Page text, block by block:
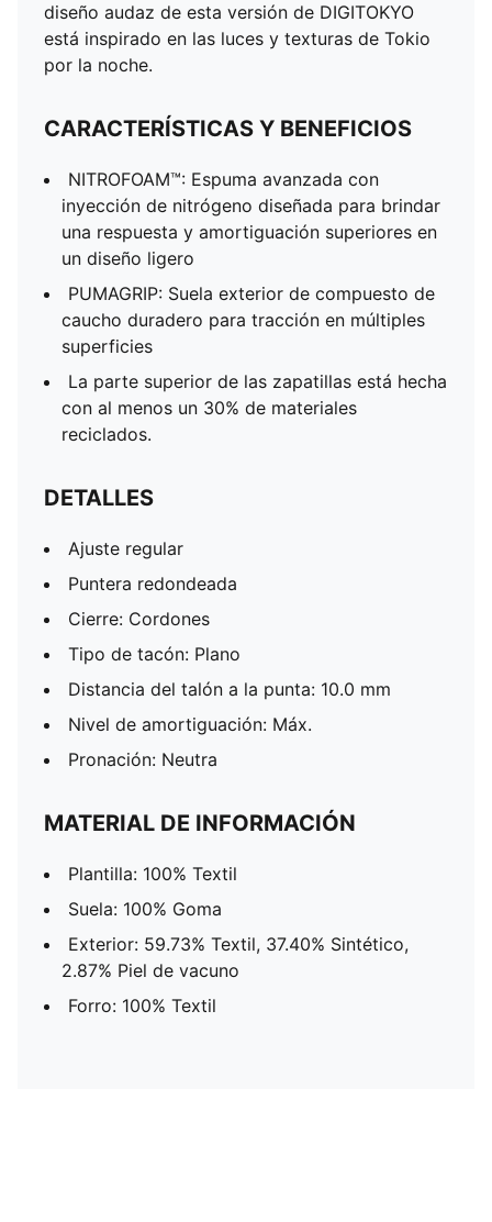
diseño audaz de esta versión de DIGITOKYO
está inspirado en las luces y texturas de Tokio
por la noche.
CARACTERÍSTICAS Y BENEFICIOS
NITROFOAM™: Espuma avanzada con
inyección de nitrógeno diseñada para brindar
una respuesta y amortiguación superiores en
un diseño ligero
PUMAGRIP: Suela exterior de compuesto de
caucho duradero para tracción en múltiples
superficies
La parte superior de las zapatillas está hecha
con al menos un 30% de materiales
reciclados.
DETALLES
Ajuste regular
Puntera redondeada
Cierre: Cordones
Tipo de tacón: Plano
Distancia del talón a la punta: 10.0 mm
Nivel de amortiguación: Máx.
Pronación: Neutra
MATERIAL DE INFORMACIÓN
Plantilla: 100% Textil
Suela: 100% Goma
Exterior: 59.73% Textil, 37.40% Sintético,
2.87% Piel de vacuno
Forro: 100% Textil